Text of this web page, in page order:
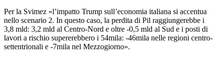
Per la Svimez «l’impatto Trump sull’economia italiana si accentua
nello scenario 2. In questo caso, la perdita di Pil raggiungerebbe i
3,8 mld: 3,2 mld al Centro-Nord e oltre -0,5 mld al Sud e i posti di
lavori a rischio supererebbero i 54mila: -46mila nelle regioni centro-
settentrionali e -7mila nel Mezzogiorno».